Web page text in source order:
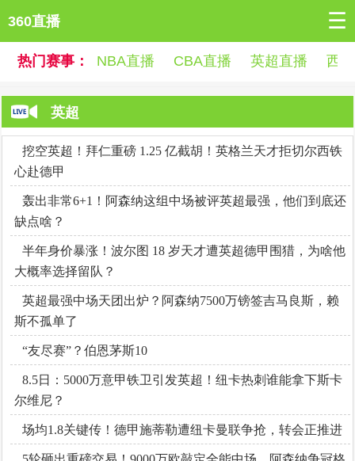
360直播 ☰
热门赛事： NBA直播 CBA直播 英超直播 西
英超
挖空英超！拜仁重磅 1.25 亿截胡！英格兰天才拒切尔西铁
心赴德甲
轰出非常6+1！阿森纳这组中场被评英超最强，他们到底还
缺点啥？
半年身价暴涨！波尔图 18 岁天才遭英超德甲围猎，为啥他
大概率选择留队？
英超最强中场天团出炉？阿森纳7500万镑签吉马良斯，赖
斯不孤单了
“友尽赛”？伯恩茅斯10
8.5日：5000万意甲铁卫引发英超！纽卡热刺谁能拿下斯卡
尔维尼？
场均1.8关键传！德甲施蒂勒遭纽卡曼联争抢，转会正推进